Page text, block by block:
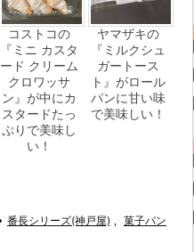
コストコの
『ミニ カスタ
ード クリーム
クロワッサ
ン』が中にカ
スタードたっ
ぷりで美味し
い！
ヤマザキの
『ミルクシュ
ガートース
ト』がロール
パンに甘い味
で美味しい！
番長シリーズ(神戸屋) , 菓子パン